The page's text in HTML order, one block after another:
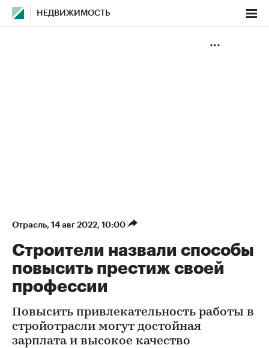
НЕДВИЖИМОСТЬ
Отрасль⁠, 14 авг 2022, 10:00
Строители назвали способы
повысить престиж своей
профессии
Повысить привлекательность работы в
стройотрасли могут достойная
зарплата и высокое качество